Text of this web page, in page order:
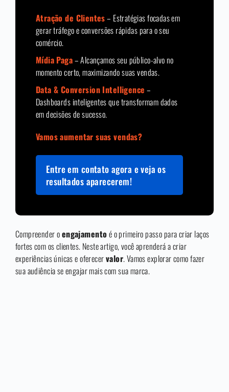
Atração de Clientes– Estratégias focadas em
gerar tráfego e conversões rápidas para o seu
comércio.
Mídia Paga– Alcançamos seu público-alvo no
momento certo, maximizando suas vendas.
Data & Conversion Intelligence –
Dashboards inteligentes que transformam dados
em decisões de sucesso.
Vamos aumentar suas vendas?
Entre em contato agora e veja os
resultados aparecerem!
Compreender oengajamentoé o primeiro passo para criar laços
fortes com os clientes. Neste artigo, você aprenderá a criar
experiências únicas e oferecervalor. Vamos explorar como fazer
sua audiência se engajar mais com sua marca.